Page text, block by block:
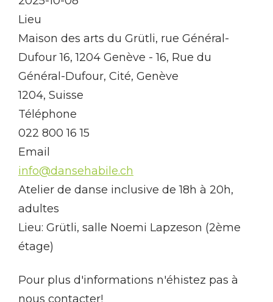
Lieu
Maison des arts du Grütli, rue Général-
Dufour 16, 1204 Genève - 16, Rue du
Général-Dufour, Cité, Genève
1204, Suisse
Téléphone
022 800 16 15
Email
info@dansehabile.ch
Atelier de danse inclusive de 18h à 20h,
adultes
Lieu: Grütli, salle Noemi Lapzeson (2ème
étage)
Pour plus d'informations n'éhistez pas à
nous contacter!